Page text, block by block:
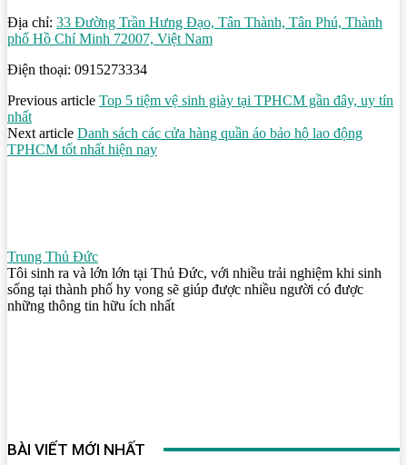
Địa chỉ: 33 Đường Trần Hưng Đạo, Tân Thành, Tân Phú, Thành
phố Hồ Chí Minh 72007, Việt Nam
Điện thoại: 0915273334
Previous article Top 5 tiệm vệ sinh giày tại TPHCM gần đây, uy tín
nhất
Next article Danh sách các cửa hàng quần áo bảo hộ lao động
TPHCM tốt nhất hiện nay
Trung Thủ Đức
Tôi sinh ra và lớn lớn tại Thủ Đức, với nhiều trải nghiệm khi sinh
sống tại thành phố hy vong sẽ giúp được nhiều người có được
những thông tin hữu ích nhất
BÀI VIẾT MỚI NHẤT